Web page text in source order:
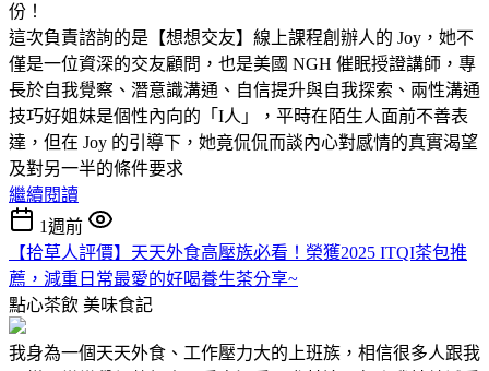
份！
這次負責諮詢的是【想想交友】線上課程創辦人的 Joy，她不
僅是一位資深的交友顧問，也是美國 NGH 催眠授證講師，專
長於自我覺察、潛意識溝通、自信提升與自我探索、兩性溝通
技巧好姐妹是個性內向的「I人」，平時在陌生人面前不善表
達，但在 Joy 的引導下，她竟侃侃而談內心對感情的真實渴望
及對另一半的條件要求
繼續閱讀
1週前
【拾草人評價】天天外食高壓族必看！榮獲2025 ITQI茶包推
薦，減重日常最愛的好喝養生茶分享~
點心茶飲 美味食記
我身為一個天天外食、工作壓力大的上班族，相信很多人跟我